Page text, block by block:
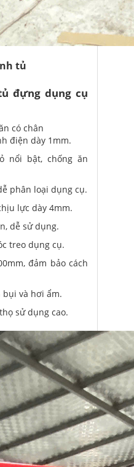
tủ
đựng dụng cụ
có chân
điện dày 1mm.
nổi bật, chống ăn
phân loại dụng cụ.
lực dày 4mm.
dễ sử dụng.
treo dụng cụ.
đảm bảo cách
bụi và hơi ẩm.
sử dụng cao.